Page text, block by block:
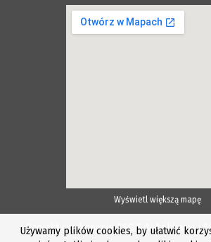
Wyświetl większą mapę
Projekt i wykonanie ESC S.A. Aplikacje i
Używamy plików cookies, by ułatwić